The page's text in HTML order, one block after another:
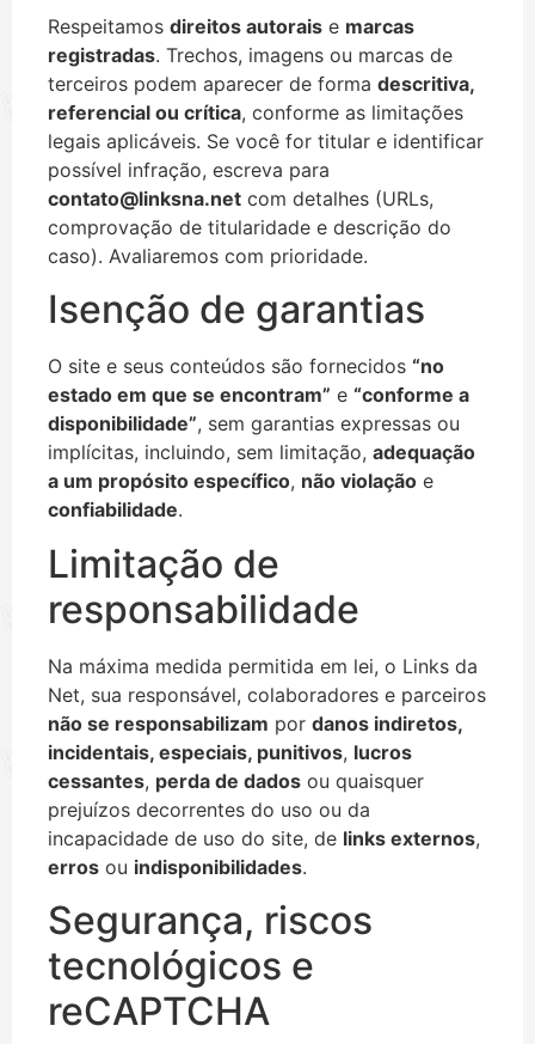
Respeitamos direitos autorais e marcas
registradas. Trechos, imagens ou marcas de
terceiros podem aparecer de forma descritiva,
referencial ou crítica, conforme as limitações
legais aplicáveis. Se você for titular e identificar
possível infração, escreva para
contato@linksna.net com detalhes (URLs,
comprovação de titularidade e descrição do
caso). Avaliaremos com prioridade.
Isenção de garantias
O site e seus conteúdos são fornecidos “no
estado em que se encontram” e “conforme a
disponibilidade”, sem garantias expressas ou
implícitas, incluindo, sem limitação, adequação
a um propósito específico, não violação e
confiabilidade.
Limitação de
responsabilidade
Na máxima medida permitida em lei, o Links da
Net, sua responsável, colaboradores e parceiros
não se responsabilizam por danos indiretos,
incidentais, especiais, punitivos, lucros
cessantes, perda de dados ou quaisquer
prejuízos decorrentes do uso ou da
incapacidade de uso do site, de links externos,
erros ou indisponibilidades.
Segurança, riscos
tecnológicos e
reCAPTCHA